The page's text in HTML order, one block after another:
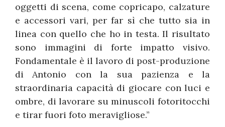
oggetti di scena, come copricapo, calzature
e accessori vari, per far sì che tutto sia in
linea con quello che ho in testa. Il risultato
sono immagini di forte impatto visivo.
Fondamentale è il lavoro di post-produzione
di Antonio con la sua pazienza e la
straordinaria capacità di giocare con luci e
ombre, di lavorare su minuscoli fotoritocchi
e tirar fuori foto meravigliose.”